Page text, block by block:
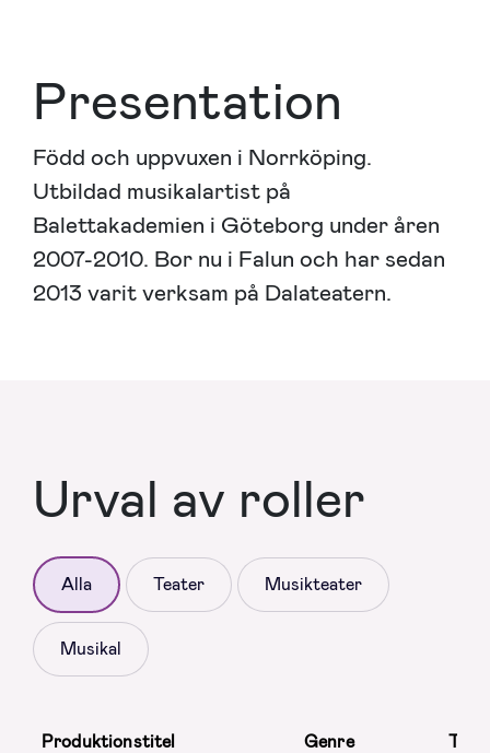
Presentation
Född och uppvuxen i Norrköping.
Utbildad musikalartist på
Balettakademien i Göteborg under åren
2007-2010. Bor nu i Falun och har sedan
2013 varit verksam på Dalateatern.
Urval av roller
Alla Teater Musikteater
Musikal
Produktionstitel Genre